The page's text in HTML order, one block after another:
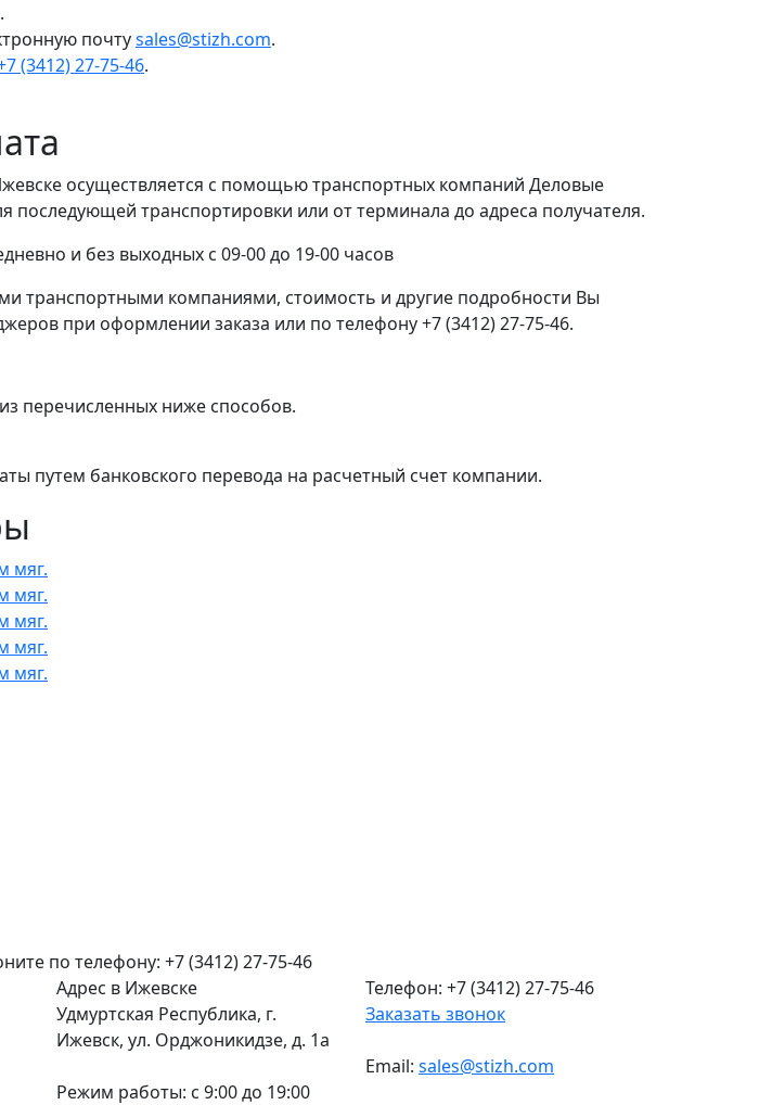
почтуsales@stizh.com.
(3412) 27-75-46.
осуществляется с помощью транспортных компаний Деловые
последующей транспортировки или от терминала до адреса получателя.
и без выходных с 09-00 до 19-00 часов
транспортными компаниями, стоимость и другие подробности Вы
при оформлении заказа или по телефону +7 (3412) 27-75-46.
перечисленных ниже способов.
путем банковского перевода на расчетный счет компании.
мяг.
мяг.
мяг.
мяг.
мяг.
по телефону: +7 (3412) 27-75-46
Адрес в Ижевске
Удмуртская Республика, г.
Ижевск, ул. Орджоникидзе, д. 1а
Режим работы: c 9:00 до 19:00
Телефон: +7 (3412) 27-75-46
Заказать звонок
Email: sales@stizh.com